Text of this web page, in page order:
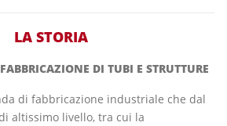
LA STORIA
DI TUBI E STRUTTURE
di fabbricazione industriale che dal
altissimo livello, tra cui la